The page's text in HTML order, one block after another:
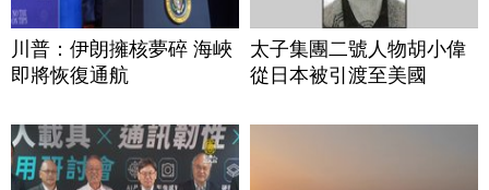
川普：伊朗擁核夢碎 海峽
即將恢復通航
太子集團二號人物胡小偉
從日本被引渡至美國